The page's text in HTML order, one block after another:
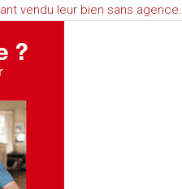
vendu leur bien sans agence.